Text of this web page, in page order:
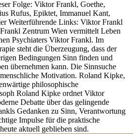
Folge: Viktor Frankl, Goethe,
Rufus, Epiktet, Immanuel Kant,
Weiterführende Links: Viktor Frankl
Zentrum Wien vermittelt Leben
Psychiaters Viktor Frankl. Im
steht die Überzeugung, dass der
Bedingungen Sinn finden und
übernehmen kann. Die Sinnsuche
Motivation. Roland Kipke,
philosophische
Roland Kipke ordnet Viktor
Debatte über das gelingende
Gedanken zu Sinn, Verantwortung
Impulse für die praktische
aktuell geblieben sind.